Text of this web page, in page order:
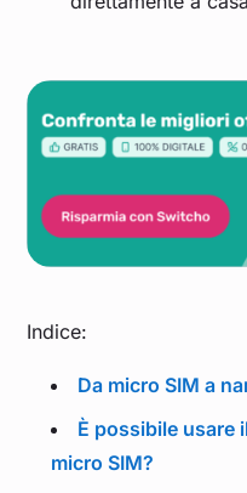
Indice:
Da micro SIM a
È possibile usare
micro SIM?